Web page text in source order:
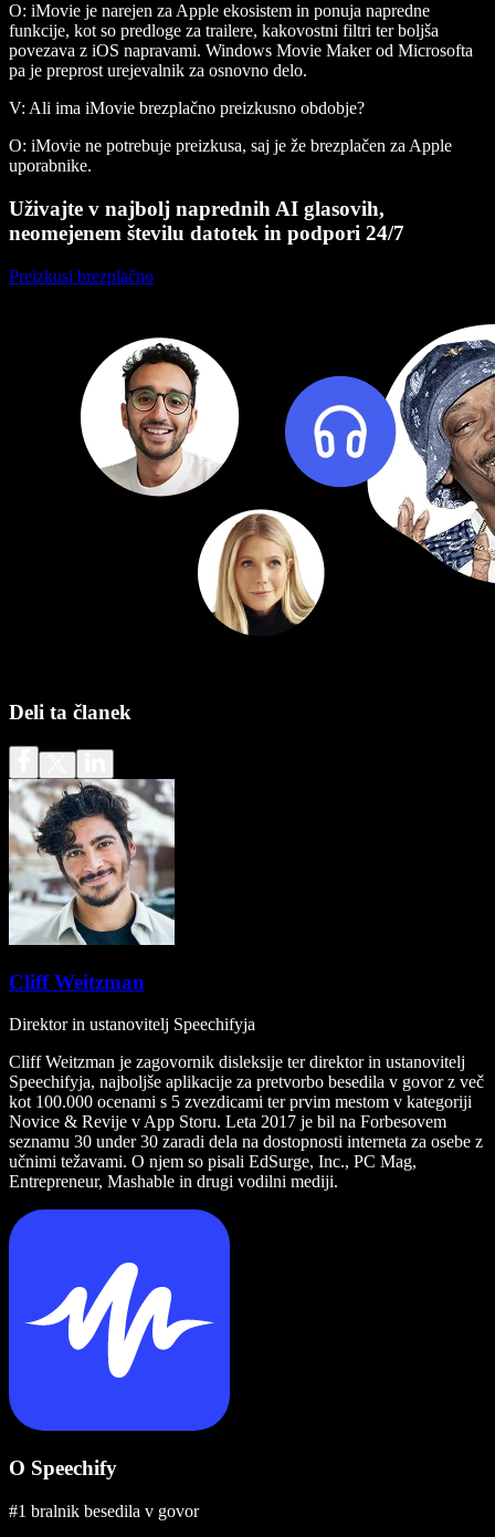
O: iMovie je narejen za Apple ekosistem in ponuja napredne
funkcije, kot so predloge za trailere, kakovostni filtri ter boljša
povezava z iOS napravami. Windows Movie Maker od Microsofta
pa je preprost urejevalnik za osnovno delo.
V: Ali ima iMovie brezplačno preizkusno obdobje?
O: iMovie ne potrebuje preizkusa, saj je že brezplačen za Apple
uporabnike.
Uživajte v najbolj naprednih AI glasovih,
neomejenem številu datotek in podpori 24/7
Preizkusi brezplačno
Deli ta članek
Cliff Weitzman
Direktor in ustanovitelj Speechifyja
Cliff Weitzman je zagovornik disleksije ter direktor in ustanovitelj
Speechifyja, najboljše aplikacije za pretvorbo besedila v govor z več
kot 100.000 ocenami s 5 zvezdicami ter prvim mestom v kategoriji
Novice & Revije v App Storu. Leta 2017 je bil na Forbesovem
seznamu 30 under 30 zaradi dela na dostopnosti interneta za osebe z
učnimi težavami. O njem so pisali EdSurge, Inc., PC Mag,
Entrepreneur, Mashable in drugi vodilni mediji.
O Speechify
#1 bralnik besedila v govor